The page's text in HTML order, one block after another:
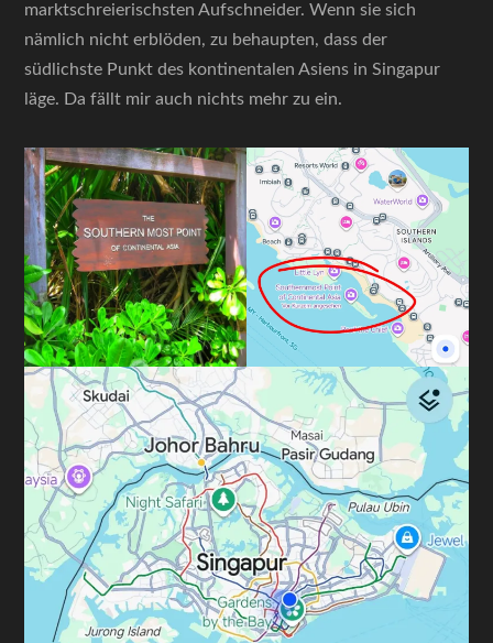
marktschreierischsten Aufschneider. Wenn sie sich
nämlich nicht erblöden, zu behaupten, dass der
südlichste Punkt des kontinentalen Asiens in Singapur
läge. Da fällt mir auch nichts mehr zu ein.